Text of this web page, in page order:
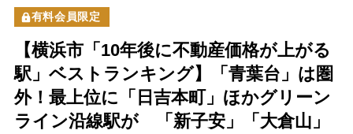
有料会員限定
【横浜市「10年後に不動産価格が上がる
駅」ベストランキング】「青葉台」は圏
外！最上位に「日吉本町」ほかグリーン
ライン沿線駅が 「新子安」「大倉山」